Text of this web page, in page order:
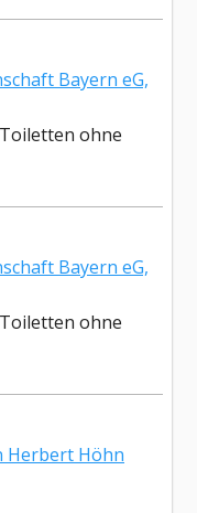
Bayern eG,
ohne
Bayern eG,
ohne
Herbert Höhn